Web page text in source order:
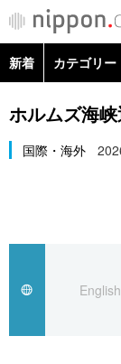
新着 カテゴリー
政治・外交
経済・ビジネス
社会
文化
科学・技術
ホルムズ海
国際・海外
English